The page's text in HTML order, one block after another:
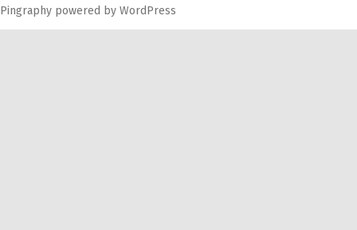
Pingraphy powered by WordPress